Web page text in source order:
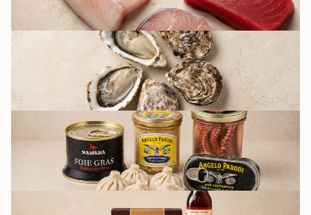
УСТРИЦЫ К
ПЯТНИЦЕ
КУЛИНАРИЯ И
КОНСЕРВАЦИЯ